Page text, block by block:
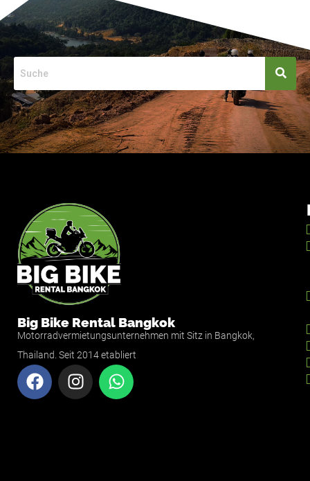
Big Bike Rental Bangkok
Motorradvermietungsunternehmen mit Sitz in Bangkok,
Thailand. Seit 2014 etabliert